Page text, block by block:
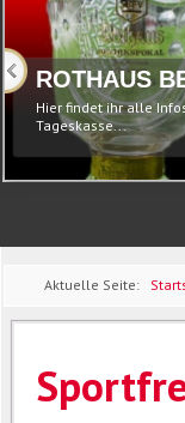
ROTHAUS
Hier findet ihr alle
Tageskasse...
Aktuelle Seite: